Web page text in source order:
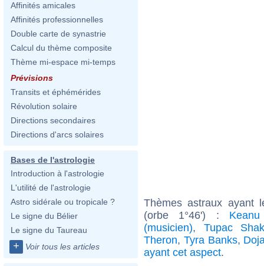
Affinités amicales
Affinités professionnelles
Double carte de synastrie
Calcul du thème composite
Thème mi-espace mi-temps
Prévisions
Transits et éphémérides
Révolution solaire
Directions secondaires
Directions d'arcs solaires
Bases de l'astrologie
Introduction à l'astrologie
L'utilité de l'astrologie
Astro sidérale ou tropicale ?
Le signe du Bélier
Le signe du Taureau
+ Voir tous les articles
Thèmes astraux ayant
(orbe 1°46') :
(musicien), Tupac
Theron, Tyra Banks,
ayant cet aspect.